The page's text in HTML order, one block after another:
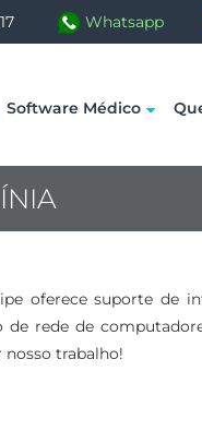
Software Médico
oferece suporte de
rede de
trabalho!